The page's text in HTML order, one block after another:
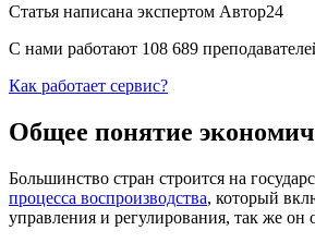
Статья написана экспертом Автор24
С нами работают 108 689
Как работает сервис?
Общее понятие
Большинство стран строится на
процесса воспроизводства, который
управления и регулирования, так же он